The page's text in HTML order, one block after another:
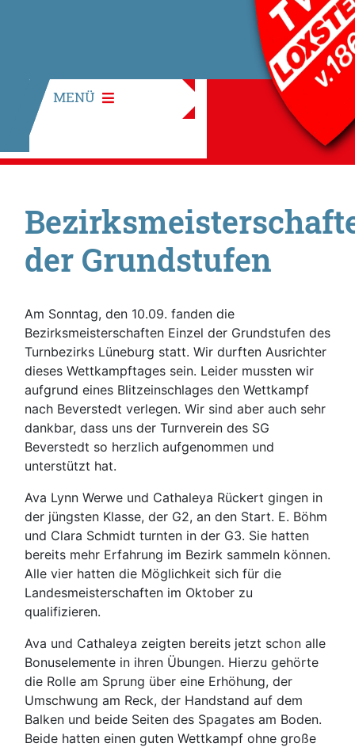
MENÜ
der Grundstufen
Am Sonntag, den 10.09. fanden die
Bezirksmeisterschaften Einzel der Grundstufen des
Turnbezirks Lüneburg statt. Wir durften Ausrichter
dieses Wettkampftages sein. Leider mussten wir
aufgrund eines Blitzeinschlages den Wettkampf
nach Beverstedt verlegen. Wir sind aber auch sehr
dankbar, dass uns der Turnverein des SG
Beverstedt so herzlich aufgenommen und
unterstützt hat.
Ava Lynn Werwe und Cathaleya Rückert gingen in
der jüngsten Klasse, der G2, an den Start. E. Böhm
und Clara Schmidt turnten in der G3. Sie hatten
bereits mehr Erfahrung im Bezirk sammeln können.
Alle vier hatten die Möglichkeit sich für die
Landesmeisterschaften im Oktober zu
qualifizieren.
Ava und Cathaleya zeigten bereits jetzt schon alle
Bonuselemente in ihren Übungen. Hierzu gehörte
die Rolle am Sprung über eine Erhöhung, der
Umschwung am Reck, der Handstand auf dem
Balken und beide Seiten des Spagates am Boden.
Beide hatten einen guten Wettkampf ohne große